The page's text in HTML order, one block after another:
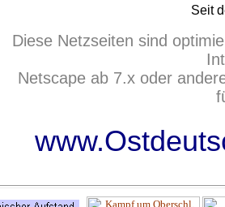
Seit
Diese Netzseiten sind
Netscape ab 7.x oder